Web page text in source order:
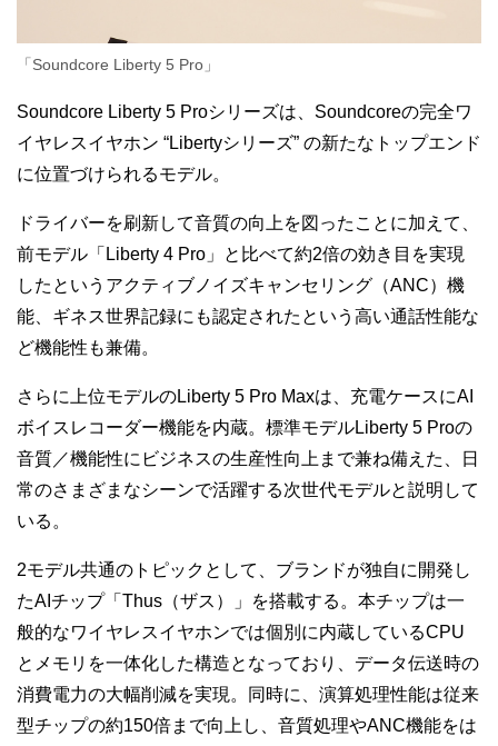
「Soundcore Liberty 5 Pro」
Soundcore Liberty 5 Proシリーズは、Soundcoreの完全ワ
イヤレスイヤホン “Libertyシリーズ” の新たなトップエンド
に位置づけられるモデル。
ドライバーを刷新して音質の向上を図ったことに加えて、
前モデル「Liberty 4 Pro」と比べて約2倍の効き目を実現
したというアクティブノイズキャンセリング（ANC）機
能、ギネス世界記録にも認定されたという高い通話性能な
ど機能性も兼備。
さらに上位モデルのLiberty 5 Pro Maxは、充電ケースにAI
ボイスレコーダー機能を内蔵。標準モデルLiberty 5 Proの
音質／機能性にビジネスの生産性向上まで兼ね備えた、日
常のさまざまなシーンで活躍する次世代モデルと説明して
いる。
2モデル共通のトピックとして、ブランドが独自に開発し
たAIチップ「Thus（ザス）」を搭載する。本チップは一
般的なワイヤレスイヤホンでは個別に内蔵しているCPU
とメモリを一体化した構造となっており、データ伝送時の
消費電力の大幅削減を実現。同時に、演算処理性能は従来
型チップの約150倍まで向上し、音質処理やANC機能をは